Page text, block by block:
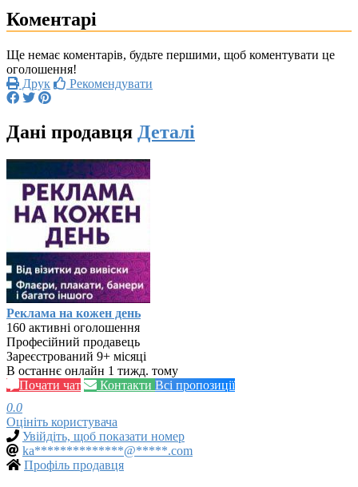
Коментарі
Ще немає коментарів, будьте першими, щоб коментувати це
оголошення!
Друк
Рекомендувати
Дані продавця Деталі
Реклама на кожен день
160 активні оголошення
Професійний продавець
Зареєстрований 9+ місяці
В останнє онлайн 1 тижд. тому
Почати чат
Контакти Всі пропозиції
0.0
Оцініть користувача
Увійдіть, щоб показати номер
ka**************@*****.com
Профіль продавця